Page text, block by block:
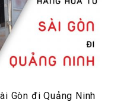
Gòn đi Quảng Ninh